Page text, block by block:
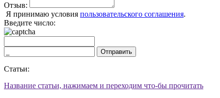
Отзыв:
Я принимаю условия пользовательского соглашения.
Введите число:
Отправить
Статьи:
Название статьи, нажимаем и переходим что-бы прочитать